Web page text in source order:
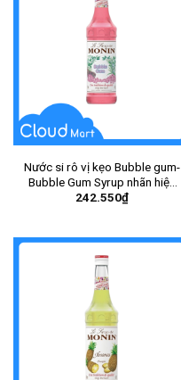
Nước si rô vị kẹo Bubble gum-
Bubble Gum Syrup nhãn hiệu
Monin 700ml – Chai
242.550₫